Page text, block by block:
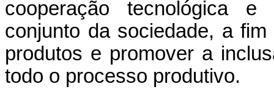
cooperação tecnológica
conjunto da sociedade, a
produtos e promover a
todo o processo produtivo.